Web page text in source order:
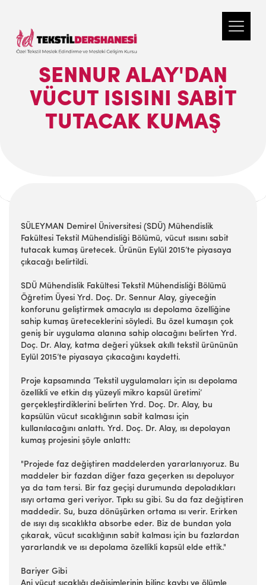
SENNUR ALAY'DAN
VÜCUT ISISINI SABIT
TUTACAK KUMAŞ
SÜLEYMAN Demirel Üniversitesi (SDÜ) Mühendislik
Fakültesi Tekstil Mühendisliği Bölümü, vücut ısısını sabit
tutacak kumaş üretecek. Ürünün Eylül 2015’te piyasaya
çıkacağı belirtildi.
SDÜ Mühendislik Fakültesi Tekstil Mühendisliği Bölümü
Öğretim Üyesi Yrd. Doç. Dr. Sennur Alay, giyeceğin
konforunu geliştirmek amacıyla ısı depolama özelliğine
sahip kumaş üreteceklerini söyledi. Bu özel kumaşın çok
geniş bir uygulama alanına sahip olacağını belirten Yrd.
Doç. Dr. Alay, katma değeri yüksek akıllı tekstil ürününün
Eylül 2015’te piyasaya çıkacağını kaydetti.
Proje kapsamında ’Tekstil uygulamaları için ısı depolama
özellikli ve etkin dış yüzeyli mikro kapsül üretimi’
gerçekleştirdiklerini belirten Yrd. Doç. Dr. Alay, bu
kapsülün vücut sıcaklığının sabit kalması için
kullanılacağını anlattı. Yrd. Doç. Dr. Alay, ısı depolayan
kumaş projesini şöyle anlattı:
"Projede faz değiştiren maddelerden yararlanıyoruz. Bu
maddeler bir fazdan diğer faza geçerken ısı depoluyor
ya da tam tersi. Bir faz geçişi durumunda depoladıkları
ısıyı ortama geri veriyor. Tıpkı su gibi. Su da faz değiştiren
maddedir. Su, buza dönüşürken ortama ısı verir. Erirken
de ısıyı dış sıcaklıkta absorbe eder. Biz de bundan yola
çıkarak, vücut sıcaklığının sabit kalması için bu fazlardan
yararlandık ve ısı depolama özellikli kapsül elde ettik."
Bariyer Gibi